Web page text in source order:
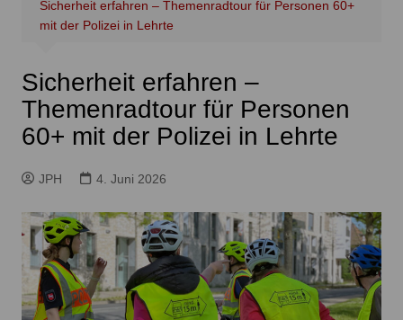
Sicherheit erfahren – Themenradtour für Personen 60+
mit der Polizei in Lehrte
Sicherheit erfahren –
Themenradtour für Personen
60+ mit der Polizei in Lehrte
JPH 4. Juni 2026